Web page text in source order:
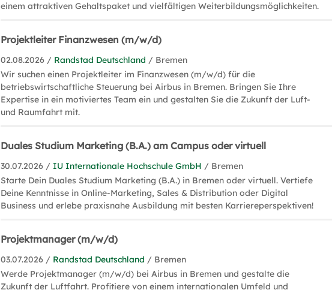
einem attraktiven Gehaltspaket und vielfältigen Weiterbildungsmöglichkeiten.
Projektleiter Finanzwesen (m/w/d)
02.08.2026 / Randstad Deutschland / Bremen
Wir suchen einen Projektleiter im Finanzwesen (m/w/d) für die
betriebswirtschaftliche Steuerung bei Airbus in Bremen. Bringen Sie Ihre
Expertise in ein motiviertes Team ein und gestalten Sie die Zukunft der Luft-
und Raumfahrt mit.
Duales Studium Marketing (B.A.) am Campus oder virtuell
30.07.2026 / IU Internationale Hochschule GmbH / Bremen
Starte Dein Duales Studium Marketing (B.A.) in Bremen oder virtuell. Vertiefe
Deine Kenntnisse in Online-Marketing, Sales & Distribution oder Digital
Business und erlebe praxisnahe Ausbildung mit besten Karriereperspektiven!
Projektmanager (m/w/d)
03.07.2026 / Randstad Deutschland / Bremen
Werde Projektmanager (m/w/d) bei Airbus in Bremen und gestalte die
Zukunft der Luftfahrt. Profitiere von einem internationalen Umfeld und